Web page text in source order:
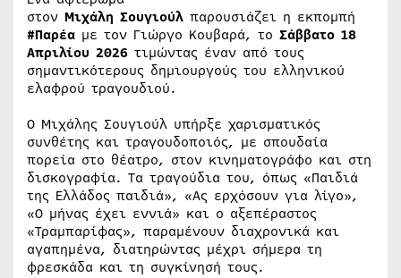
στον Μιχάλη Σουγιούλ παρουσιάζει η εκπομπή
#Παρέα με τον Γιώργο Κουβαρά, το Σάββατο 18
Απριλίου 2026 τιμώντας έναν από τους
σημαντικότερους δημιουργούς του ελληνικού
ελαφρού τραγουδιού.
Ο Μιχάλης Σουγιούλ υπήρξε χαρισματικός
συνθέτης και τραγουδοποιός, με σπουδαία
πορεία στο θέατρο, στον κινηματογράφο και στη
δισκογραφία. Τα τραγούδια του, όπως «Παιδιά
της Ελλάδος παιδιά», «Ας ερχόσουν για λίγο»,
«Ο μήνας έχει εννιά» και ο αξεπέραστος
«Τραμπαρίφας», παραμένουν διαχρονικά και
αγαπημένα, διατηρώντας μέχρι σήμερα τη
φρεσκάδα και τη συγκίνησή τους.